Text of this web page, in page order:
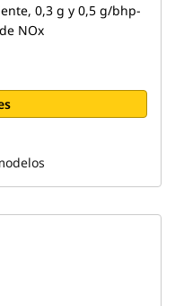
0,3 g y 0,5 g/bhp-
NOx